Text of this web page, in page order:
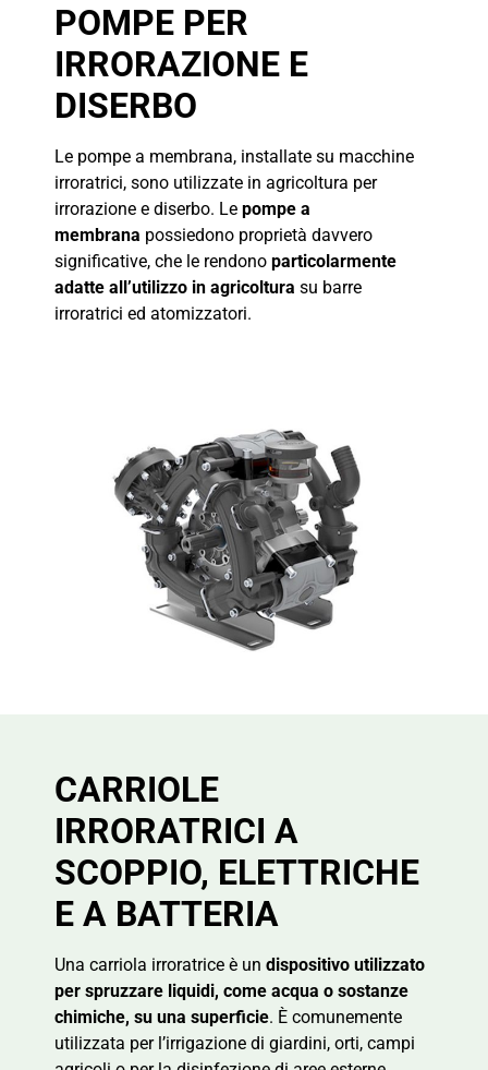
POMPE PER
IRRORAZIONE E
DISERBO
Le pompe a membrana, installate su macchine
irroratrici, sono utilizzate in agricoltura per
irrorazione e diserbo. Le pompe a
membrana possiedono proprietà davvero
significative, che le rendono particolarmente
adatte all’utilizzo in agricoltura su barre
irroratrici ed atomizzatori.
CARRIOLE
IRRORATRICI A
SCOPPIO, ELETTRICHE
E A BATTERIA
Una carriola irroratrice è un dispositivo utilizzato
per spruzzare liquidi, come acqua o sostanze
chimiche, su una superficie. È comunemente
utilizzata per l’irrigazione di giardini, orti, campi